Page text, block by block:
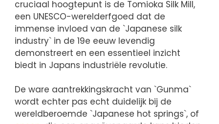
cruciaal hoogtepunt is de Tomioka Silk Mill,
een UNESCO-werelderfgoed dat de
immense invloed van de `Japanese silk
industry` in de 19e eeuw levendig
demonstreert en een essentieel inzicht
biedt in Japans industriële revolutie.
De ware aantrekkingskracht van `Gunma`
wordt echter pas echt duidelijk bij de
wereldberoemde `Japanese hot springs`, of